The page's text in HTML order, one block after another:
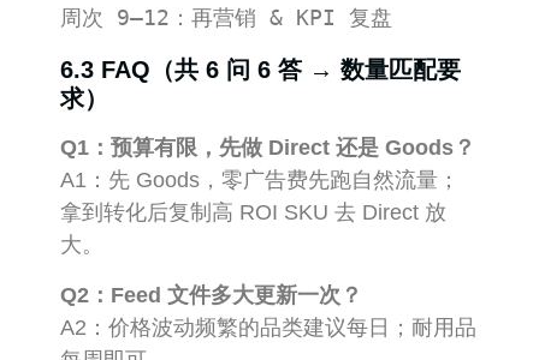
6.3 FAQ（共 6 问 6 答 → 数量匹配要
求）
Q1：预算有限，先做 Direct 还是 Goods？
A1：先 Goods，零广告费先跑自然流量；
拿到转化后复制高 ROI SKU 去 Direct 放
大。
Q2：Feed 文件多大更新一次？
A2：价格波动频繁的品类建议每日；耐用品